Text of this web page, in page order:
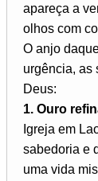
apareça a
olhos com
O anjo
urgência, as
Deus:
1. Ouro
Igreja em
sabedoria e
uma vida